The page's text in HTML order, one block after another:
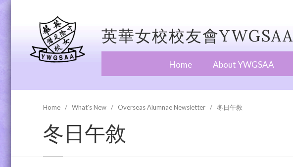
英華女校校友會YWGSAA
Home About YWGSAA
Home What's New Overseas Alumnae Newsletter 冬日午敘
冬日午敘